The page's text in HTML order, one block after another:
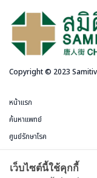
Copyright © 2023
หน้าแรก
ค้นหาแพทย์
ศูนย์รักษาโรค
ข้อกำหนดและการใช้งาน
เว็บไซต์นี้ใช้คุกกี้